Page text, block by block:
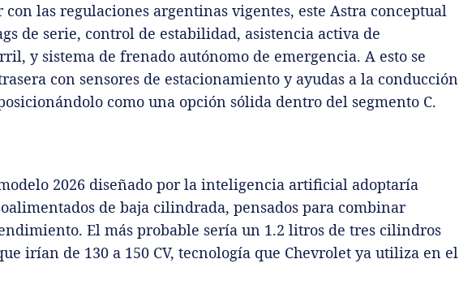
las regulaciones argentinas vigentes, este Astra conceptual
de serie, control de estabilidad, asistencia activa de
y sistema de frenado autónomo de emergencia. A esto se
con sensores de estacionamiento y ayudas a la conducción
como una opción sólida dentro del segmento C.
2026 diseñado por la inteligencia artificial adoptaría
de baja cilindrada, pensados para combinar
El más probable sería un 1.2 litros de tres cilindros
irían de 130 a 150 CV, tecnología que Chevrolet ya utiliza en el